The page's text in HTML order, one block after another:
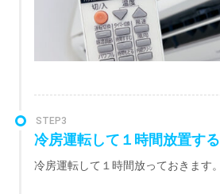
STEP3
冷房運転して１時間放置する
冷房運転して１時間放っておきます。